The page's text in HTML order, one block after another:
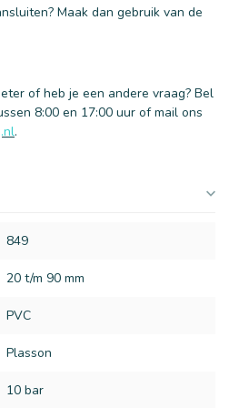
Maak dan gebruik van de
of heb je een andere vraag? Bel
8:00 en 17:00 uur of mail ons
.
849
20 t/m 90 mm
PVC
Plasson
10 bar